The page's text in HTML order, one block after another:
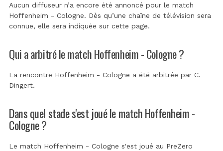
Aucun diffuseur n’a encore été annoncé pour le match
Hoffenheim - Cologne. Dès qu’une chaîne de télévision sera
connue, elle sera indiquée sur cette page.
Qui a arbitré le match Hoffenheim - Cologne ?
La rencontre Hoffenheim - Cologne a été arbitrée par C.
Dingert.
Dans quel stade s'est joué le match Hoffenheim -
Cologne ?
Le match Hoffenheim - Cologne s'est joué au PreZero